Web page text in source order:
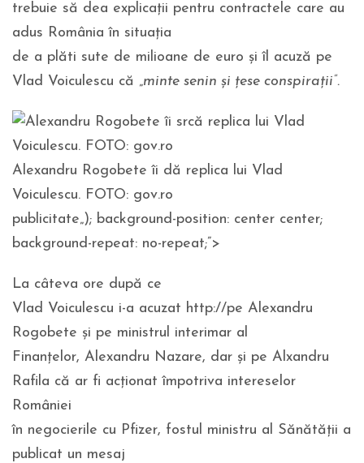
trebuie să dea explicații pentru contractele care au
adus România în situația
de a plăti sute de milioane de euro și îl acuză pe
Vlad Voiculescu că „minte senin și țese conspirații”.
Alexandru Rogobete îi dă replica lui Vlad
Voiculescu. FOTO: gov.ro
publicitate„); background-position: center center;
background-repeat: no-repeat;”>
La câteva ore după ce
Vlad Voiculescu i-a acuzat http://pe Alexandru
Rogobete și pe ministrul interimar al
Finanțelor, Alexandru Nazare, dar şi pe Alxandru
Rafila că ar fi acționat împotriva intereselor
României
în negocierile cu Pfizer, fostul ministru al Sănătății a
publicat un mesaj